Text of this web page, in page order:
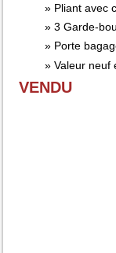
Pliant avec
3 Garde-
Porte
Valeur neuf
VENDU